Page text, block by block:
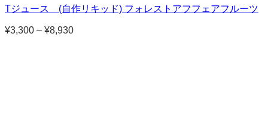
Tジュース (自作リキッド) フォレストアフフェアフルーツ
¥3,300 – ¥8,930価